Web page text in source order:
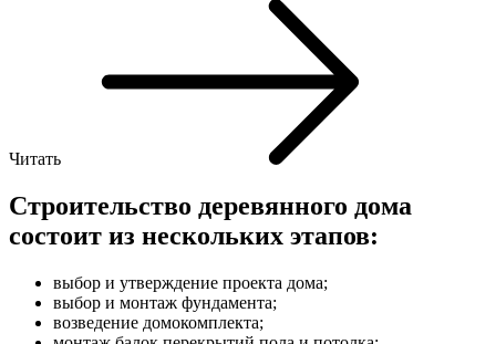
Читать
Строительство деревянного дома
состоит из нескольких этапов:
выбор и утверждение проекта дома;
выбор и монтаж фундамента;
возведение домокомплекта;